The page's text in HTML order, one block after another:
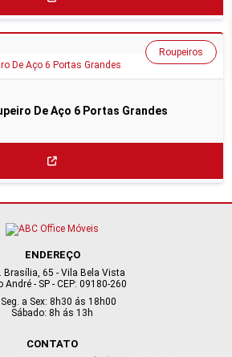
De Aço 6 Portas Grandes
Roupeiros
ENDEREÇO
Brasília, 65 - Vila Bela Vista
André - SP - CEP: 09180-260
a Sex: 8h30 ás 18h00
Sábado: 8h ás 13h
CONTATO